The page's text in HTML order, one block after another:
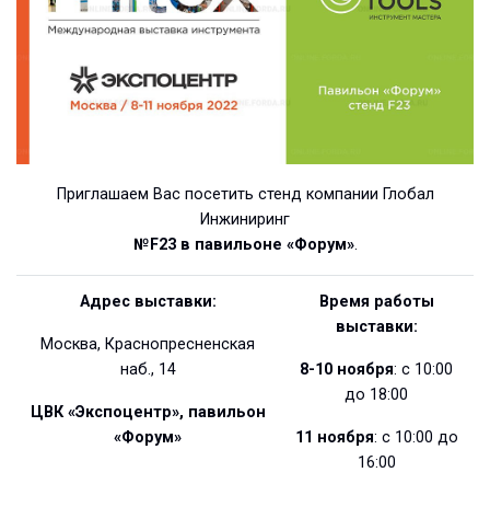
Приглашаем Вас посетить стенд компании Глобал
Инжиниринг
№F23 в павильоне «Форум».
Адрес выставки:
Москва, Краснопресненская
наб., 14
ЦВК «Экспоцентр», павильон
«Форум»
Время работы
выставки:
8-10 ноября: с 10:00
до 18:00
11 ноября: с 10:00 до
16:00